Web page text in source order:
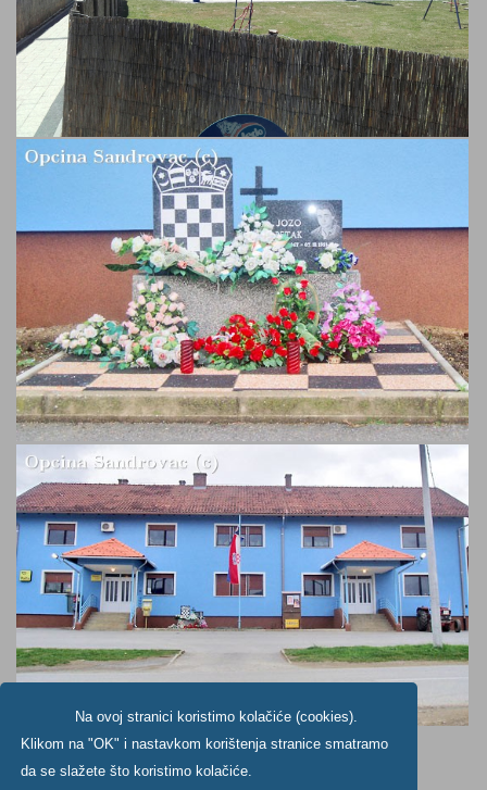
Na ovoj stranici koristimo kolačiće (cookies).
Klikom na "OK" i nastavkom korištenja stranice smatramo
da se slažete što koristimo kolačiće.